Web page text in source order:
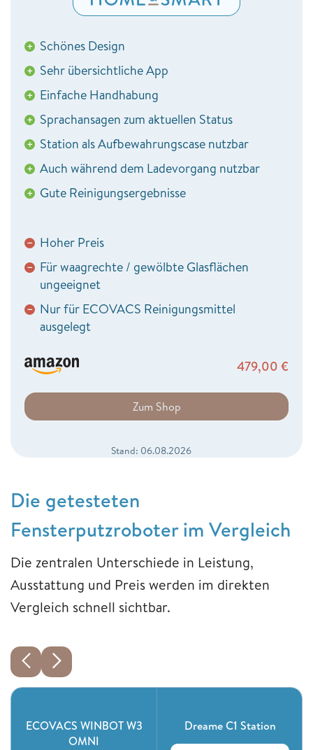
+ Schönes Design
+ Sehr übersichtliche App
+ Einfache Handhabung
+ Sprachansagen zum aktuellen Status
+ Station als Aufbewahrungscase nutzbar
+ Auch während dem Ladevorgang nutzbar
+ Gute Reinigungsergebnisse
− Hoher Preis
− Für waagrechte / gewölbte Glasflächen
ungeeignet
− Nur für ECOVACS Reinigungsmittel
ausgelegt
479,00 €
Zum Shop
Stand: 06.08.2026
Die getesteten
Fensterputzroboter im Vergleich
Die zentralen Unterschiede in Leistung,
Ausstattung und Preis werden im direkten
Vergleich schnell sichtbar.
ECOVACS WINBOT W3
OMNI
Dreame C1 Station